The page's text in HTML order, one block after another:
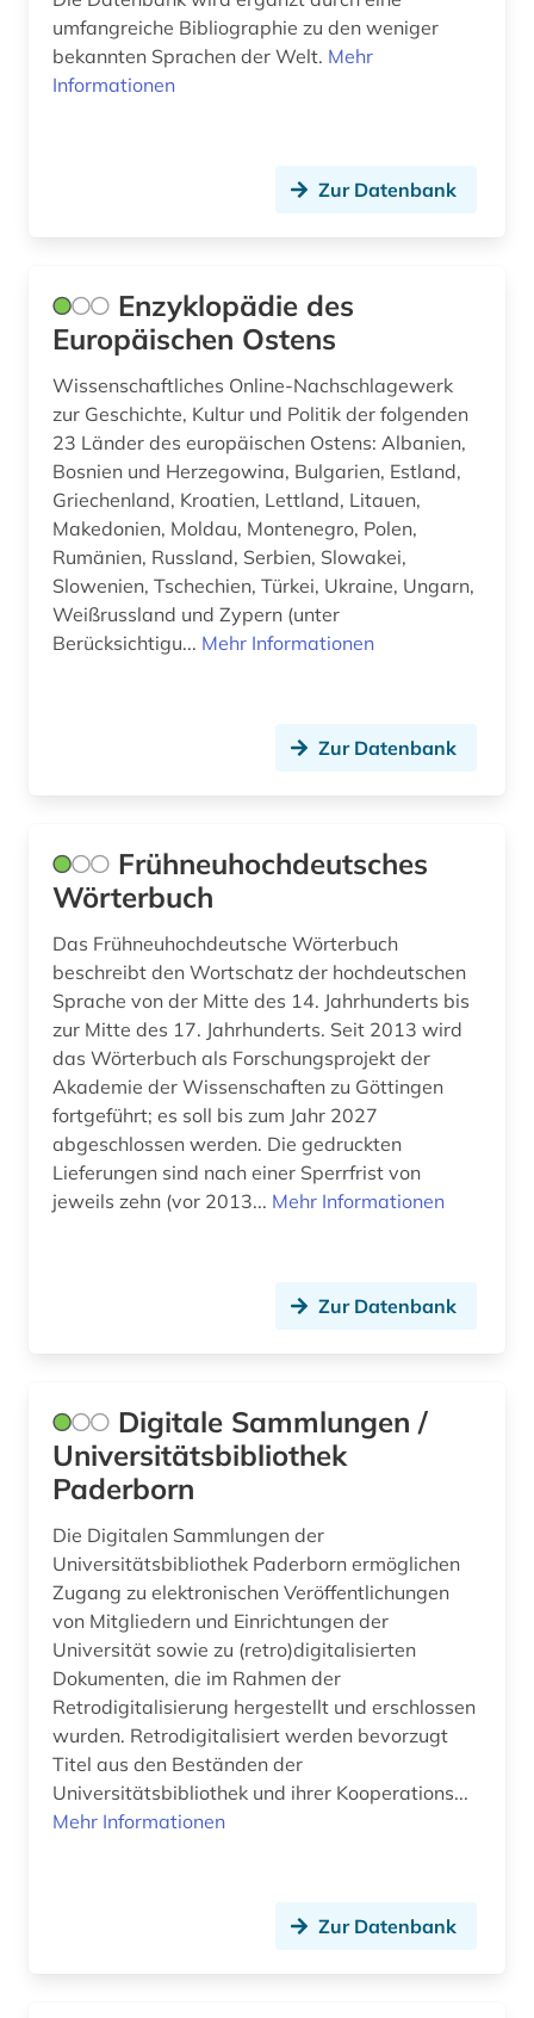
linguistik (7)
literatur (11)
medizin (1)
minderheitensprache (1)
mittelalter (2)
mittelasien (1)
mongolei (1)
mongolisch (1)
naher osten (1)
neuseeland (1)
nordafrika (1)
nordamerika (1)
open access (1)
osteuropa (2)
ostmitteleuropa (2)
politologie (1)
pragmatik (2)
projekt (1)
psychologie (1)
pädagogik (1)
recht (1)
religion (2)
USA (1)
Ukraine (2)
umfangreiche Bibliographie zu den weniger
bekannten Sprachen der Welt. Mehr
Informationen
Zur Datenbank
Enzyklopädie des
Europäischen Ostens
Wissenschaftliches Online-Nachschlagewerk
zur Geschichte, Kultur und Politik der folgenden
23 Länder des europäischen Ostens: Albanien,
Bosnien und Herzegowina, Bulgarien, Estland,
Griechenland, Kroatien, Lettland, Litauen,
Makedonien, Moldau, Montenegro, Polen,
Rumänien, Russland, Serbien, Slowakei,
Slowenien, Tschechien, Türkei, Ukraine, Ungarn,
Weißrussland und Zypern (unter
Berücksichtigu... Mehr Informationen
Zur Datenbank
Frühneuhochdeutsches
Wörterbuch
Das Frühneuhochdeutsche Wörterbuch
beschreibt den Wortschatz der hochdeutschen
Sprache von der Mitte des 14. Jahrhunderts bis
zur Mitte des 17. Jahrhunderts. Seit 2013 wird
das Wörterbuch als Forschungsprojekt der
Akademie der Wissenschaften zu Göttingen
fortgeführt; es soll bis zum Jahr 2027
abgeschlossen werden. Die gedruckten
Lieferungen sind nach einer Sperrfrist von
jeweils zehn (vor 2013... Mehr Informationen
Zur Datenbank
Digitale Sammlungen /
Universitätsbibliothek
Paderborn
Die Digitalen Sammlungen der
Universitätsbibliothek Paderborn ermöglichen
Zugang zu elektronischen Veröffentlichungen
von Mitgliedern und Einrichtungen der
Universität sowie zu (retro)digitalisierten
Dokumenten, die im Rahmen der
Retrodigitalisierung hergestellt und erschlossen
wurden. Retrodigitalisiert werden bevorzugt
Titel aus den Beständen der
Universitätsbibliothek und ihrer Kooperations...
Mehr Informationen
Zur Datenbank